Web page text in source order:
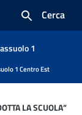
Cerca
1
1 Centro Est
LA SCUOLA”